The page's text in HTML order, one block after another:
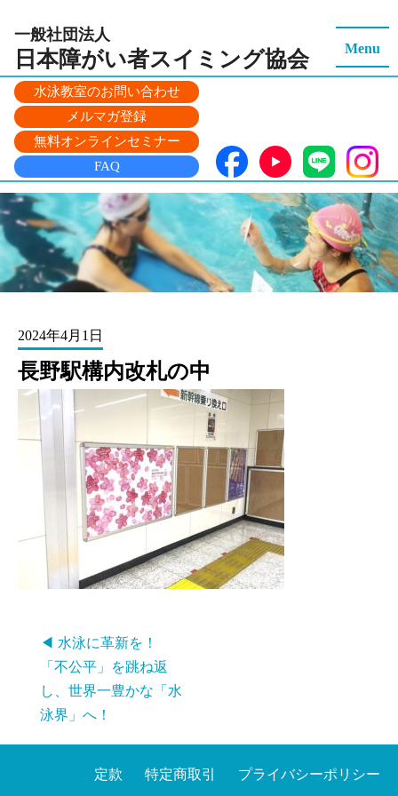
一般社団法人
日本障がい者スイミング協会
水泳教室のお問い合わせ
メルマガ登録
無料オンラインセミナー
FAQ
Menu
2024年4月1日
長野駅構内改札の中
◀ 水泳に革新を！
「不公平」を跳ね返
し、世界一豊かな「水
泳界」へ！
定款 特定商取引 プライバシーポリシー